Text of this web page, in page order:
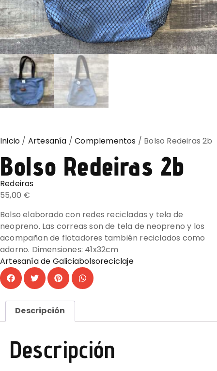
Inicio / Artesanía /Complementos / Bolso Redeiras 2b
Bolso Redeiras 2b
Redeiras
55,00 €
Bolso elaborado con redes recicladas y tela de
neopreno. Las correas son de tela de neopreno y los
acompañan de flotadores también reciclados como
adorno. Dimensiones: 41x32cm
Artesanía de Galiciabolsoreciclaje
Descripción
Descripción